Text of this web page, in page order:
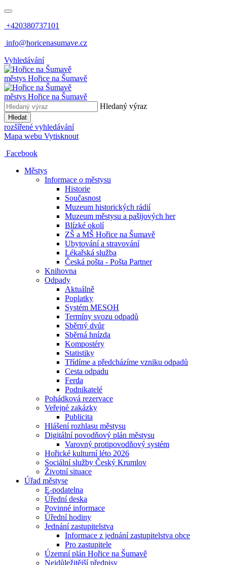
+420380737101
info@horicenasumave.cz
Vyhledávání
městys Hořice na Šumavě
městys Hořice na Šumavě
Hledaný výraz
Hledat
rozšířené vyhledávání
Mapa webu Vytisknout
Facebook
Městys
Informace o městysu
Historie
Současnost
Muzeum historických rádií
Muzeum městysu a pašijových her
Blízké okolí
ZŠ a MŠ Hořice na Šumavě
Ubytování a stravování
Lékařská služba
Česká pošta - Pošta Partner
Knihovna
Odpady
Aktuálně
Poplatky
Systém MESOH
Termíny svozu odpadů
Sběrný dvůr
Sběrná hnízda
Kompostéry
Statistiky
Třídíme a předcházíme vzniku odpadů
Cesta odpadu
Ferda
Podnikatelé
Pohádková rezervace
Veřejné zakázky
Publicita
Hlášení rozhlasu městysu
Digitální povodňový plán městysu
Varovný protipovodňový systém
Hořické kulturní léto 2026
Sociální služby Český Krumlov
Životní situace
Úřad městyse
E-podatelna
Úřední deska
Povinné informace
Úřední hodiny
Jednání zastupitelstva
Informace z jednání zastupitelstva obce
Pro zastupitele
Územní plán Hořice na Šumavě
Nejdůležitější předpisy